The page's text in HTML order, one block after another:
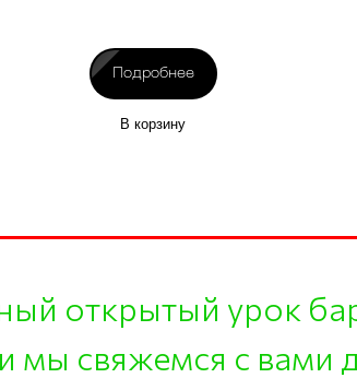
Подробнее
В корзину
открытый урок
мы свяжемся с вами